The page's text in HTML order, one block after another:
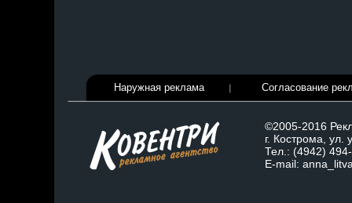
Наружная реклама Согласование
©2005-2016
г. Кострома, ул.
Тел.: (4942)
E-mail: